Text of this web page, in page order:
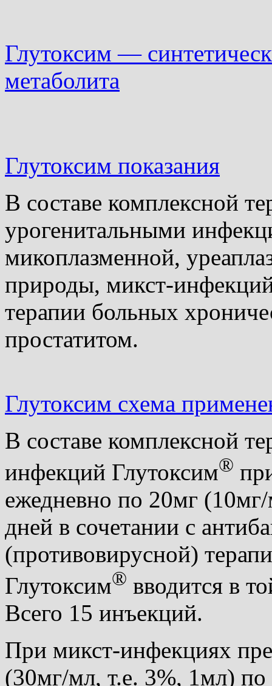
Глутоксим —
метаболита
Глутоксим показания
В составе комплексной
урогенитальными
микоплазменной,
природы, микст-
терапии больных
простатитом.
Глутоксим cхема
В составе комплексной
инфекций Глутоксим®
ежедневно по 20мг
дней в сочетании с
(противовирусной)
Глутоксим® вводится в
Всего 15 инъекций.
При микст-инфекциях
(30мг/мл, т.е. 3%, 1мл) по